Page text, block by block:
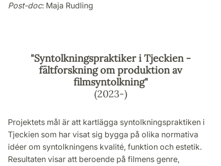
Post-doc: Maja Rudling
"Syntolkningspraktiker i Tjeckien -
fältforskning om produktion av
filmsyntolkning"
(2023-)
Projektets mål är att kartlägga syntolkningspraktiken i
Tjeckien som har visat sig bygga på olika normativa
idéer om syntolkningens kvalité, funktion och estetik.
Resultaten visar att beroende på filmens genre,